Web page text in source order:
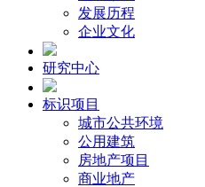
发展历程
企业文化
研究中心
标识项目
城市公共环境
公用建筑
房地产项目
商业地产